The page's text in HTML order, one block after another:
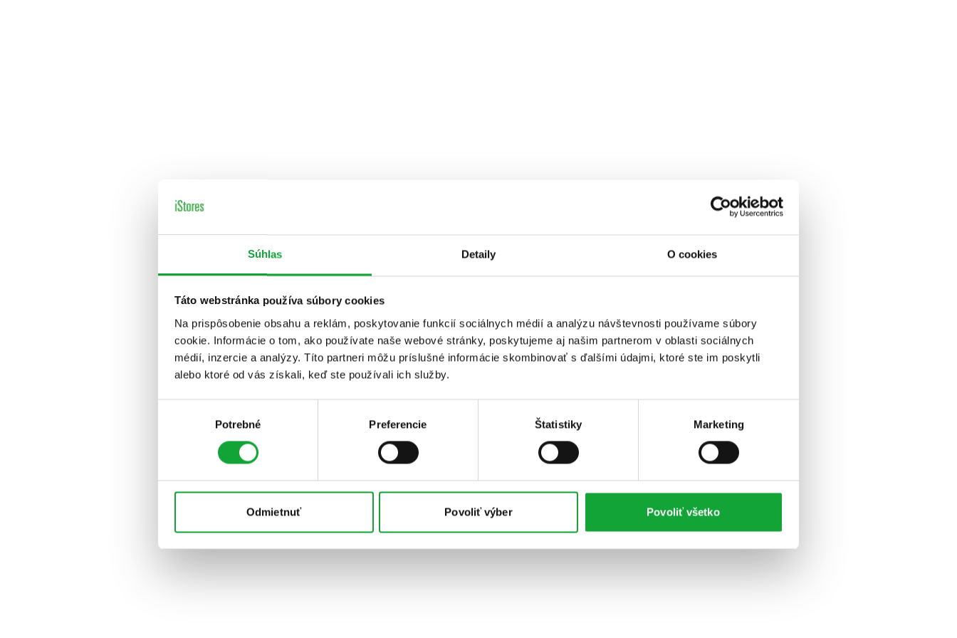
Súhlas Detaily O cookies
Táto webstránka používa súbory cookies
Na prispôsobenie obsahu a reklám, poskytovanie funkcií sociálnych médií a analýzu návštevnosti používame súbory
cookie. Informácie o tom, ako používate naše webové stránky, poskytujeme aj našim partnerom v oblasti sociálnych
médií, inzercie a analýzy. Títo partneri môžu príslušné informácie skombinovať s ďalšími údajmi, ktoré ste im poskytli
alebo ktoré od vás získali, keď ste používali ich služby.
Potrebné Preferencie Štatistiky Marketing
Odmietnuť Povoliť výber Povoliť všetko